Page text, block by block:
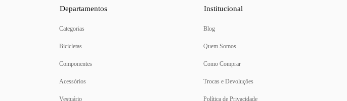
Departamentos
Categorias
Bicicletas
Componentes
Acessórios
Vestuário
Institucional
Blog
Quem Somos
Como Comprar
Trocas e Devoluções
Política de Privacidade